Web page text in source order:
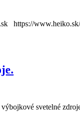
https://www.heiko.sk/
svetelné